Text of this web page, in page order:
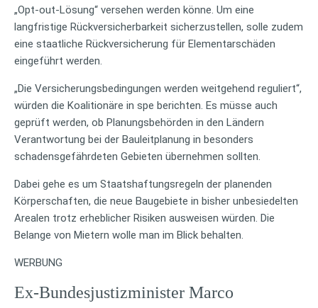
„Opt-out-Lösung“ versehen werden könne. Um eine
langfristige Rückversicherbarkeit sicherzustellen, solle zudem
eine staatliche Rückversicherung für Elementarschäden
eingeführt werden.
„Die Versicherungsbedingungen werden weitgehend reguliert“,
würden die Koalitionäre in spe berichten. Es müsse auch
geprüft werden, ob Planungsbehörden in den Ländern
Verantwortung bei der Bauleitplanung in besonders
schadensgefährdeten Gebieten übernehmen sollten.
Dabei gehe es um Staatshaftungsregeln der planenden
Körperschaften, die neue Baugebiete in bisher unbesiedelten
Arealen trotz erheblicher Risiken ausweisen würden. Die
Belange von Mietern wolle man im Blick behalten.
WERBUNG
Ex-Bundesjustizminister Marco